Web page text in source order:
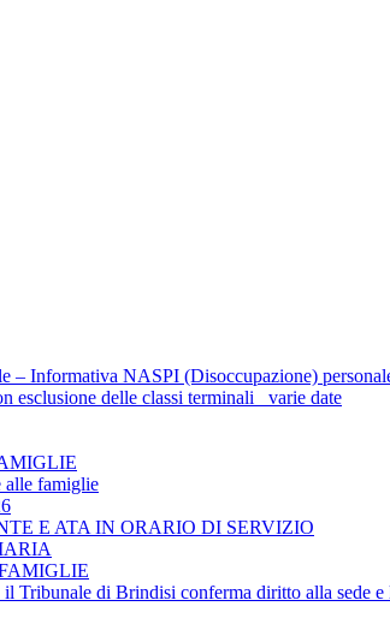
– Informativa NASPI (Disoccupazione)
esclusione delle classi terminali_ varie date
alle famiglie
E ATA IN ORARIO DI SERVIZIO
di Brindisi conferma diritto alla sede